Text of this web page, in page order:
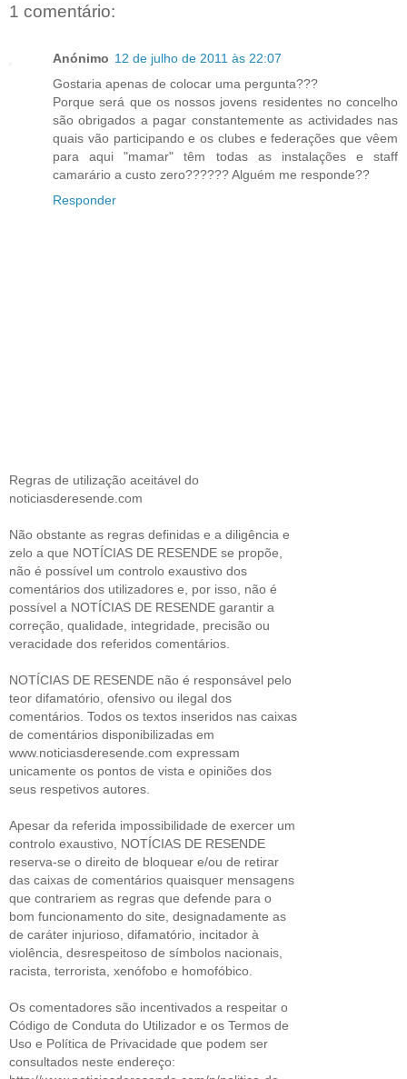
1 comentário:
Anónimo 12 de julho de 2011 às 22:07
Gostaria apenas de colocar uma pergunta???
Porque será que os nossos jovens residentes no concelho
são obrigados a pagar constantemente as actividades nas
quais vão participando e os clubes e federações que vêem
para aqui "mamar" têm todas as instalações e staff
camarário a custo zero?????? Alguém me responde??
Responder
Regras de utilização aceitável do
noticiasderesende.com
Não obstante as regras definidas e a diligência e
zelo a que NOTÍCIAS DE RESENDE se propõe,
não é possível um controlo exaustivo dos
comentários dos utilizadores e, por isso, não é
possível a NOTÍCIAS DE RESENDE garantir a
correção, qualidade, integridade, precisão ou
veracidade dos referidos comentários.
NOTÍCIAS DE RESENDE não é responsável pelo
teor difamatório, ofensivo ou ilegal dos
comentários. Todos os textos inseridos nas caixas
de comentários disponibilizadas em
www.noticiasderesende.com expressam
unicamente os pontos de vista e opiniões dos
seus respetivos autores.
Apesar da referida impossibilidade de exercer um
controlo exaustivo, NOTÍCIAS DE RESENDE
reserva-se o direito de bloquear e/ou de retirar
das caixas de comentários quaisquer mensagens
que contrariem as regras que defende para o
bom funcionamento do site, designadamente as
de caráter injurioso, difamatório, incitador à
violência, desrespeitoso de símbolos nacionais,
racista, terrorista, xenófobo e homofóbico.
Os comentadores são incentivados a respeitar o
Código de Conduta do Utilizador e os Termos de
Uso e Política de Privacidade que podem ser
consultados neste endereço: